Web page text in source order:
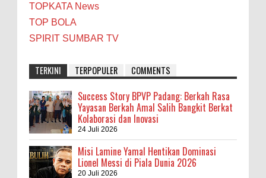
TOPKATA News
TOP BOLA
SPIRIT SUMBAR TV
TERKINI TERPOPULER COMMENTS
Success Story BPVP Padang: Berkah Rasa
Yayasan Berkah Amal Salih Bangkit Berkat
Kolaborasi dan Inovasi
24 Juli 2026
Misi Lamine Yamal Hentikan Dominasi
Lionel Messi di Piala Dunia 2026
20 Juli 2026